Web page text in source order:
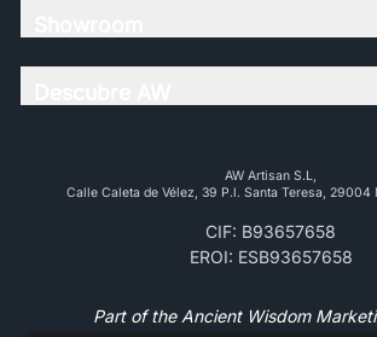
AW Artisan S.L,
Calle Caleta de Vélez, 39 P.l. Santa Teresa, 29004
CIF: B93657658
EROI: ESB93657658
Part of the Ancient Wisdom